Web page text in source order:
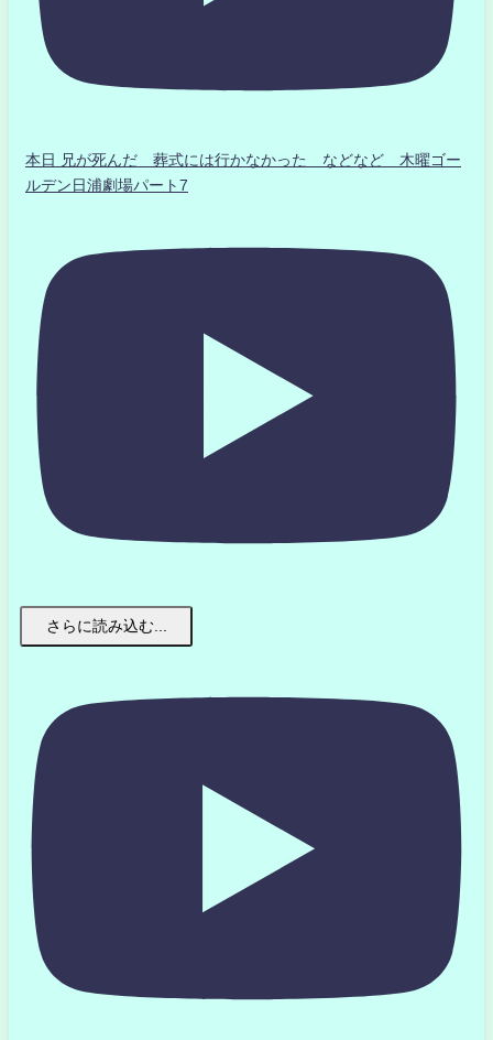
本日 兄が死んだ 葬式には行かなかった などなど 木曜ゴー
ルデン日浦劇場パート7
さらに読み込む...